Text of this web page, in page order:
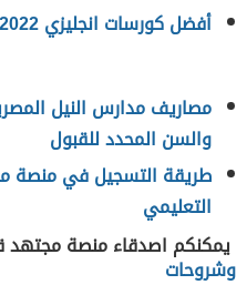
أفضل كورسات انجليزي 2022 بشهادة معتمدة مجانًا
مصاريف مدارس النيل
والسن المحدد للقبول
طريقة التسجيل في منصة
التعليمي
يمكنكم اصدقاء منصة مجتهد
وشروحات